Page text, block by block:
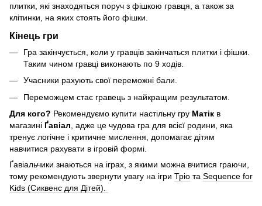
плитки, які знаходяться поруч з фішкою гравця, а також за
клітинки, на яких стоять його фішки.
Кінець гри
Гра закінчується, коли у гравців закінчаться плитки і фішки.
Таким чином гравці виконають по 9 ходів.
Учасники рахують свої переможні бали.
Переможцем стає гравець з найкращим результатом.
Для кого? Рекомендуємо купити настільну гру Матік в
магазині Ґавіал , адже це чудова гра для всієї родини, яка
тренує логічне і критичне мислення, допомагає дітям
навчитися рахувати в ігровій формі.
Ґавіальчики знаються на іграх, з якими можна вчитися граючи,
тому рекомендують звернути увагу на ігри Тріо та Sequence for
Kids (Сиквенс для Дітей).